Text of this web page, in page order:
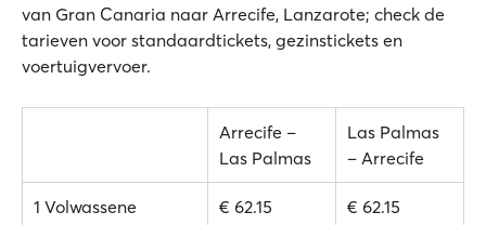
van Gran Canaria naar Arrecife, Lanzarote; check de
tarieven voor standaardtickets, gezinstickets en
voertuigvervoer.
Arrecife –
Las Palmas
Las Palmas
– Arrecife
1 Volwassene € 62.15 € 62.15